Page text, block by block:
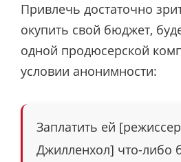
Привлечь достаточно
окупить свой бюджет,
одной продюсерской
условии анонимности:
Заплатить ей
Джилленхол] что-либо